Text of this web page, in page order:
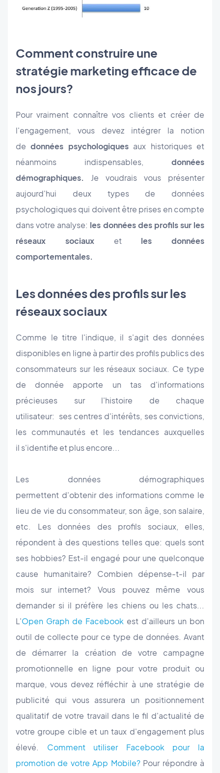
Comment construire une
stratégie marketing efficace de
nos jours?
Pour vraiment connaître vos clients et créer de
l'engagement, vous devez intégrer la notion
dedonnées psychologiquesaux historiques et
néanmoins indispensables, données
démographiques. Je voudrais vous présenter
aujourd'hui deux types de données
psychologiques qui doivent être prises en compte
dans votre analyse: les données des profils sur les
réseaux sociauxet les données
comportementales.
Les données des profils sur les
réseaux sociaux
Comme le titre l'indique, il s'agit des données
disponibles en ligne à partir des profils publics des
consommateurs sur les réseaux sociaux. Ce type
de donnée apporte un tas d'informations
précieuses sur l'histoire de chaque
utilisateur: ses centres d'intérêts, ses convictions,
les communautés et les tendances auxquelles
il s'identifie et plus encore...
Les données démographiques
permettent d'obtenir des informations comme le
lieu de vie du consommateur, son âge, son salaire,
etc. Les données des profils sociaux, elles,
répondent à des questions telles que: quels sont
ses hobbies? Est-il engagé pour une quelconque
cause humanitaire? Combien dépense-t-il par
mois sur internet? Vous pouvez même vous
demander si il préfère les chiens ou les chats...
L'Open Graph de Facebook est d'ailleurs un bon
outil de collecte pour ce type de données. Avant
de démarrer la création de votre campagne
promotionnelle en ligne pour votre produit ou
marque, vous devez réfléchir à une stratégie de
publicité qui vous assurera un positionnement
qualitatif de votre travail dans le fil d'actualité de
votre groupe cible et un taux d'engagement plus
élevé. Comment utiliser Facebook pour la
promotion de votre App Mobile?Pour répondre à